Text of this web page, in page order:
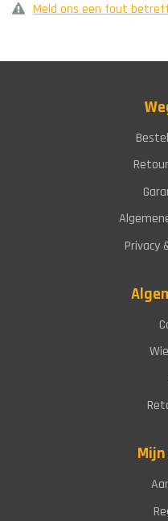
Meld ons een fout
Privacy